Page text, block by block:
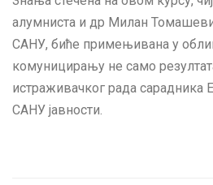
алумниста и др Милан
САНУ, биће примењивана у
комуницирању не само
истраживачког рада сарадника
САНУ јавности.